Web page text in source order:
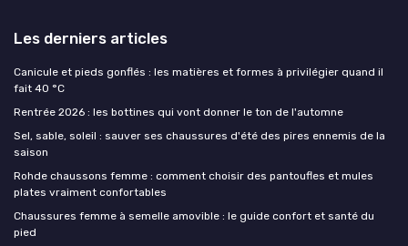
Les derniers articles
Canicule et pieds gonflés : les matières et formes à privilégier quand il
fait 40 °C
Rentrée 2026 : les bottines qui vont donner le ton de l'automne
Sel, sable, soleil : sauver ses chaussures d'été des pires ennemis de la
saison
Rohde chaussons femme : comment choisir des pantoufles et mules
plates vraiment confortables
Chaussures femme à semelle amovible : le guide confort et santé du
pied